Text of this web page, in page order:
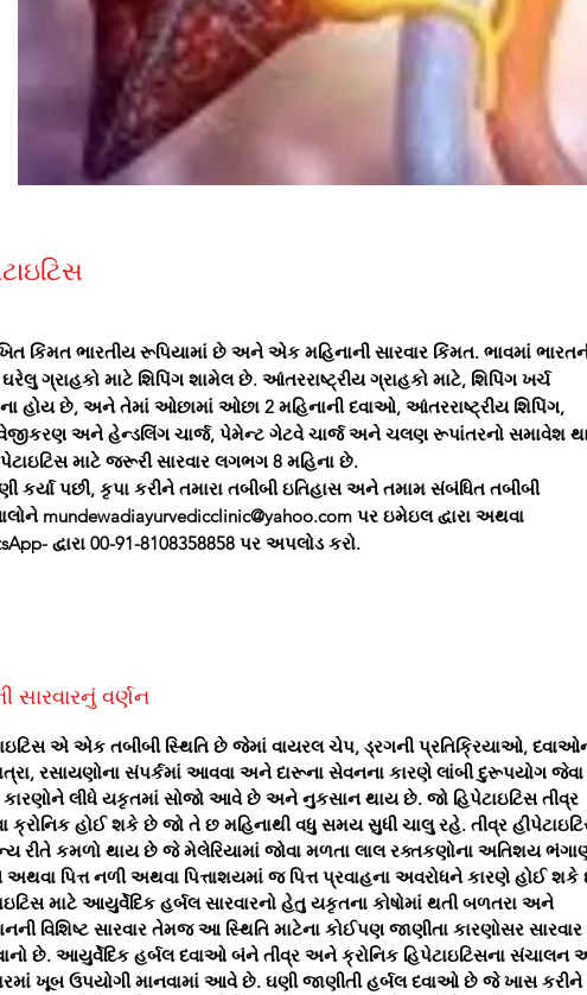
કિંમત ભારતીય રૂપિયામાં છે અને એક મહિનાની સારવાર કિંમત. ભાવમાં
ગ્રાહકો માટે શિપિંગ શામેલ છે. આંતરરાષ્ટ્રીય ગ્રાહકો માટે, શિપિંગ ખર્ચ
હોય છે, અને તેમાં ઓછામાં ઓછા 2 મહિનાની દવાઓ, આંતરરાષ્ટ્રીય શિપિંગ,
અને હેન્ડલિંગ ચાર્જ, પેમેન્ટ ગેટવે ચાર્જ અને ચલણ રૂપાંતરનો સમાવેશ
માટે જરૂરી સારવાર લગભગ 8 મહિના છે.
કર્યા પછી, કૃપા કરીને તમારા તબીબી ઇતિહાસ અને તમામ સંબંધિત તબીબી
mundewadiayurvedicclinic@yahoo.com પર ઇમેઇલ દ્વારા અથવા
દ્વારા 00-91-8108358858 પર અપલોડ કરો.
સારવારનું વર્ણન
એ એક તબીબી સ્થિતિ છે જેમાં વાયરલ ચેપ, ડ્રગની પ્રતિક્રિયાઓ,
રસાયણોના સંપર્કમાં આવવા અને દારૂના સેવનના કારણે લાંબી દુરૂપયોગ જેવા
કારણોને લીધે યકૃતમાં સોજો આવે છે અને નુકસાન થાય છે. જો હિપેટાઇટિસ તીવ્ર
ક્રોનિક હોઈ શકે છે જો તે છ મહિનાથી વધુ સમય સુધી ચાલુ રહે. તીવ્ર
રીતે કમળો થાય છે જે મેલેરિયામાં જોવા મળતા લાલ રક્તકણોના અતિશય
અથવા પિત્ત નળી અથવા પિત્તાશયમાં જ પિત્ત પ્રવાહના અવરોધને કારણે હોઈ શકે
માટે આયુર્વેદિક હર્બલ સારવારનો હેતુ યકૃતના કોષોમાં થતી બળતરા અને
વિશિષ્ટ સારવાર તેમજ આ સ્થિતિ માટેના કોઈપણ જાણીતા કારણોસર સારવાર
છે. આયુર્વેદિક હર્બલ દવાઓ બંને તીવ્ર અને ક્રોનિક હિપેટાઇટિસના સંચાલન
ખૂબ ઉપયોગી માનવામાં આવે છે. ઘણી જાણીતી હર્બલ દવાઓ છે જે ખાસ કરીને